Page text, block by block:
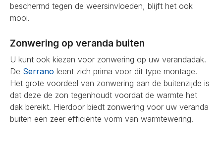
beschermd tegen de weersinvloeden, blijft het ook
mooi.
Zonwering op veranda buiten
U kunt ook kiezen voor zonwering op uw verandadak.
De Serrano leent zich prima voor dit type montage.
Het grote voordeel van zonwering aan de buitenzijde is
dat deze de zon tegenhoudt voordat de warmte het
dak bereikt. Hierdoor biedt zonwering voor uw veranda
buiten een zeer efficiënte vorm van warmtewering.